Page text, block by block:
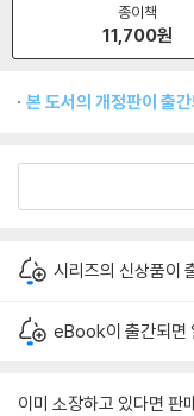
종이책
11,700원
본 도서의 개정판이 출
시리즈의 신상품이
eBook이 출간되면
이미 소장하고 있다면 판